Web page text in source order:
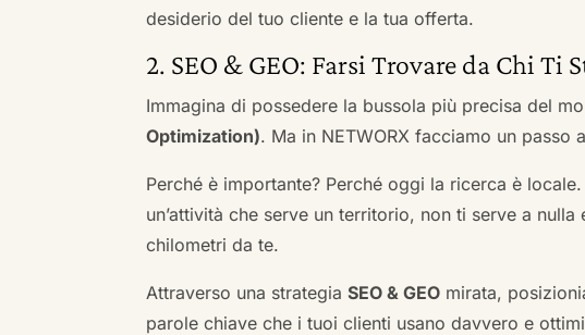
desiderio del tuo cliente e la tua offerta.
2. SEO & GEO: Farsi Trovare da Chi Ti
Immagina di possedere la bussola più precisa del
Optimization). Ma in NETWORX facciamo un
Perché è importante? Perché oggi la ricerca è
un’attività che serve un territorio, non ti serve a
chilometri da te.
Attraverso una strategiaSEO & GEO mirata,
parole chiave che i tuoi clienti usano davvero e